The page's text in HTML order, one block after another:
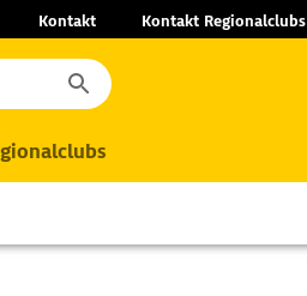
Kontakt Kontakt Regionalclubs